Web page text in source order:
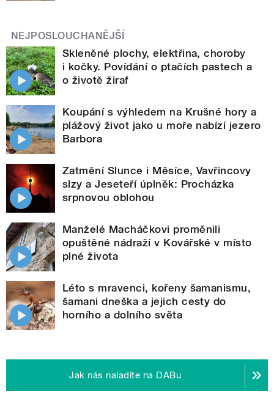
NEJPOSLOUCHANĚJŠÍ
Skleněné plochy, elektřina, choroby
i kočky. Povídání o ptačích pastech a
o životě žiraf
Koupání s výhledem na Krušné hory a
plážový život jako u moře nabízí jezero
Barbora
Zatmění Slunce i Měsíce, Vavřincovy
slzy a Jeseteří úplněk: Procházka
srpnovou oblohou
Manželé Macháčkovi proměnili
opuštěné nádraží v Kovářské v místo
plné života
Léto s mravenci, kořeny šamanismu,
šamani dneška a jejich cesty do
horního a dolního světa
Jak nás naladíte na DABu